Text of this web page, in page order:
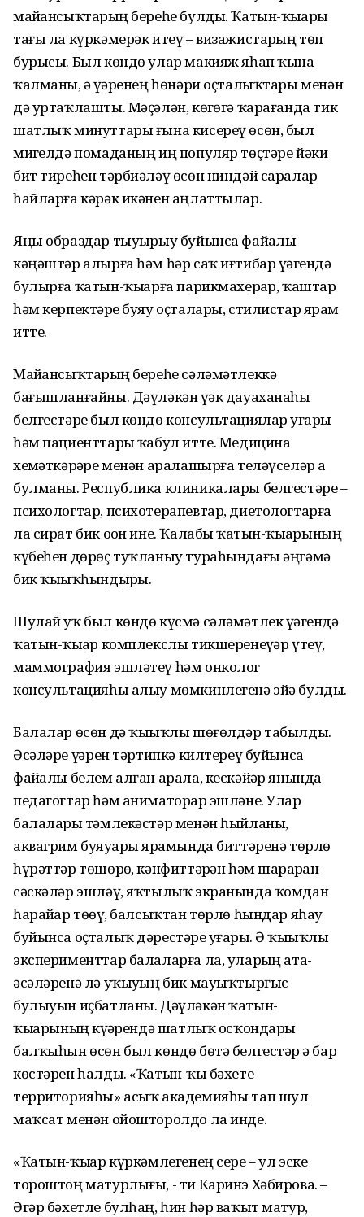
майҙансыҡтарҙың береһе булды. Ҡатын-ҡыҙҙарҙы
тағы ла күркәмерәк итеү – визажистарҙың төп
бурысы. Был көндө улар макияж яһап ҡына
ҡалманы, ә үҙҙәренең һөнәри оҫталыҡтары менән
дә уртаҡлашты. Мәҫәлән, көҙгөгә ҡарағанда тик
шатлыҡ минуттары ғына кисереү өсөн, был
миҙгелдә помаданың иң популяр төҫтәре йәки
бит тиреһен тәрбиәләү өсөн ниндәй саралар
һайларға кәрәк икәнен аңлаттылар.
Яңы образдар тыуҙырыу буйынса файҙалы
кәңәштәр алырға һәм һәр саҡ иғтибар үҙәгендә
булырға ҡатын-ҡыҙҙарға парикмахерҙар, ҡаштар
һәм керпектәрҙе буяу оҫталары, стилистар ярҙам
итте.
Майҙансыҡтарҙың береһе сәләмәтлеккә
бағышланғайны. Дәүләкән үҙәк дауаханаһы
белгестәре был көндө консультациялар уҙғарҙы
һәм пациенттарҙы ҡабул итте. Медицина
хеҙмәткәрҙәре менән аралашырға теләүселәр аҙ
булманы. Республика клиникалары белгестәре –
психологтар, психотерапевтар, диетологтарға
ла сират бик оҙон ине. Ҡалабыҙ ҡатын-ҡыҙҙарының
күбеһен дөрөҫ туҡланыу тураһындағы әңгәмә
бик ҡыҙыҡһындырҙы.
Шулай уҡ был көндө күсмә сәләмәтлек үҙәгендә
ҡатын-ҡыҙҙар комплекслы тикшеренеүҙәр үтеү,
маммография эшләтеү һәм онколог
консультацияһы алыу мөмкинлегенә эйә булды.
Балалар өсөн дә ҡыҙыҡлы шөғөлдәр табылды.
Әсәләре үҙҙәрен тәртипкә килтереү буйынса
файҙалы белем алған арала, кескәйҙәр янында
педагогтар һәм аниматорҙар эшләне. Улар
балаларҙы тәмлекәстәр менән һыйланы,
аквагрим буяуҙары ярҙамында биттәренә төрлө
һүрәттәр төшөрҙө, кәнфиттәрҙән һәм шарҙарҙан
сәскәләр эшләү, яҡтылыҡ экранында ҡомдан
һарайҙар төҙөү, балсыҡтан төрлө һындар яһау
буйынса оҫталыҡ дәрестәре уҙғарҙы. Ә ҡыҙыҡлы
эксперименттар балаларға ла, уларҙың ата-
әсәләренә лә уҡыуҙың бик мауыҡтырғыс
булыуын иҫбатланы. Дәүләкән ҡатын-
ҡыҙҙарының күҙҙәрендә шатлыҡ осҡондары
балҡыһын өсөн был көндө бөтә белгестәр ҙә бар
көстәрен һалды. «Ҡатын-ҡыҙ бәхете
территорияһы» асыҡ академияһы тап шул
маҡсат менән ойошторолдо ла инде.
«Ҡатын-ҡыҙҙар күркәмлегенең сере – ул эске
тороштоң матурлығы, - ти Каринэ Хәбирова. –
Әгәр бәхетле булһаң, һин һәр ваҡыт матур,